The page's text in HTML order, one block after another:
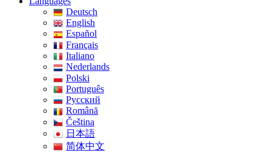
Deutsch
English
Español
Français
Italiano
Nederlands
Polski
Português
Pусский
Română
Čeština
日本語
简体中文